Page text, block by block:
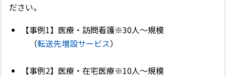
ださい。
【事例1】医療・訪問看護※30人～規模
（転送先増設サービス）
【事例2】医療・在宅医療※10人～規模